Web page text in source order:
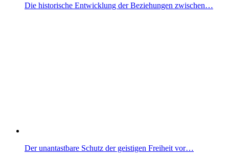
Die historische Entwicklung der Beziehungen zwischen…
Der unantastbare Schutz der geistigen Freiheit vor…